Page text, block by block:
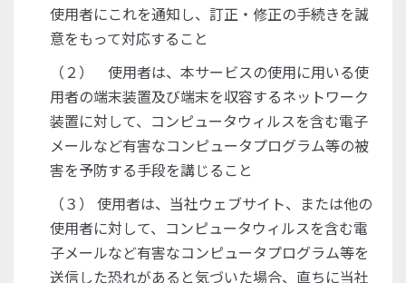
使用者にこれを通知し、訂正・修正の手続きを誠
意をもって対応すること
（２） 使用者は、本サービスの使用に用いる使
用者の端末装置及び端末を収容するネットワーク
装置に対して、コンピュータウィルスを含む電子
メールなど有害なコンピュータプログラム等の被
害を予防する手段を講じること
（３） 使用者は、当社ウェブサイト、または他の
使用者に対して、コンピュータウィルスを含む電
子メールなど有害なコンピュータプログラム等を
送信した恐れがあると気づいた場合、直ちに当社